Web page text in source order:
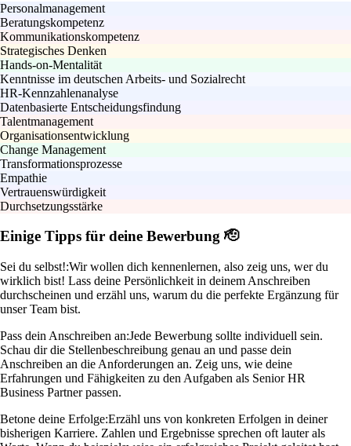
Personalmanagement
Beratungskompetenz
Kommunikationskompetenz
Strategisches Denken
Hands-on-Mentalität
Kenntnisse im deutschen Arbeits- und Sozialrecht
HR-Kennzahlenanalyse
Datenbasierte Entscheidungsfindung
Talentmanagement
Organisationsentwicklung
Change Management
Transformationsprozesse
Empathie
Vertrauenswürdigkeit
Durchsetzungsstärke
Einige Tipps für deine Bewerbung 🫡
Sei du selbst!:Wir wollen dich kennenlernen, also zeig uns, wer du
wirklich bist! Lass deine Persönlichkeit in deinem Anschreiben
durchscheinen und erzähl uns, warum du die perfekte Ergänzung für
unser Team bist.
Pass dein Anschreiben an:Jede Bewerbung sollte individuell sein.
Schau dir die Stellenbeschreibung genau an und passe dein
Anschreiben an die Anforderungen an. Zeig uns, wie deine
Erfahrungen und Fähigkeiten zu den Aufgaben als Senior HR
Business Partner passen.
Betone deine Erfolge:Erzähl uns von konkreten Erfolgen in deiner
bisherigen Karriere. Zahlen und Ergebnisse sprechen oft lauter als